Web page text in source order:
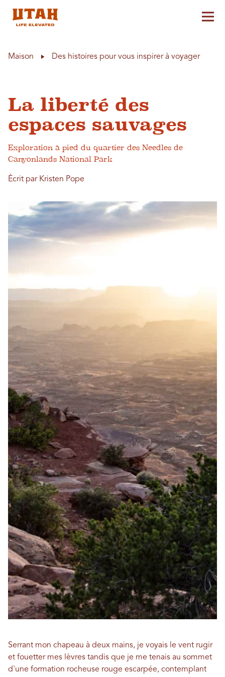
Maison Des histoires pour vous inspirer à voyager
La liberté des
espaces sauvages
Exploration à pied du quartier des Needles de
Canyonlands National Park
Écrit par Kristen Pope
Serrant mon chapeau à deux mains, je voyais le vent rugir
et fouetter mes lèvres tandis que je me tenais au sommet
d'une formation rocheuse rouge escarpée, contemplant